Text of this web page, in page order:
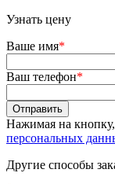
Узнать цену
Ваше имя*
Ваш телефон*
Нажимая на кнопку,
персональных
Другие способы